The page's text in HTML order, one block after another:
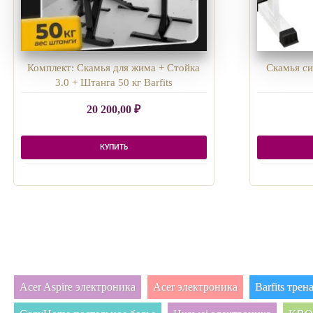
Комплект: Скамья для жима + Стойка
3.0 + Штанга 50 кг Barfits
20 200,00₽
КУПИТЬ
Скамья
Acer Aspire электроника Acer электроника Barfits